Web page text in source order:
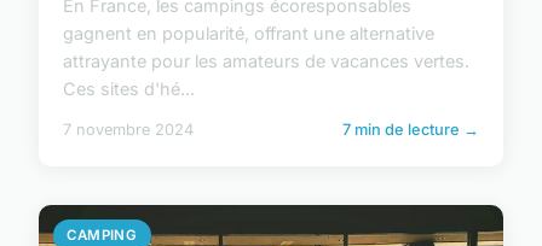
En France, les campings écoresponsables
gagnent en popularité, offrant une alternative
attrayante pour les amateurs de vacances vertes.
Ces sites d'hé...
7 novembre 2024 7 min de lecture →
CAMPING